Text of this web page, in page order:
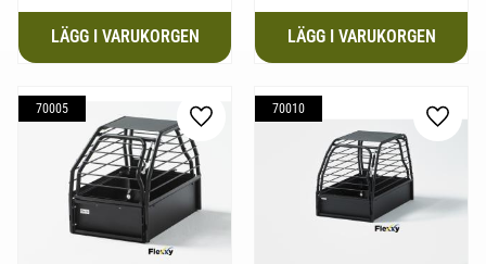
70005
Lägg till i favoriter
70010
Lägg